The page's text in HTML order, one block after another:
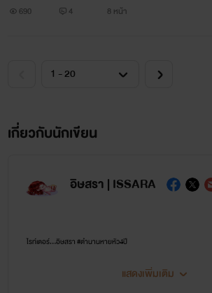
นเลยเหรอ
690 4 8 หน้า
เกี่ยวกับนักเขียน
อิษสรา | ISSARA
ไรท์เตอร์...อิษสรา #ตำนานหายหัว4ปี
แสดงเพิ่มเติม